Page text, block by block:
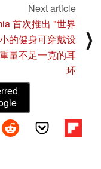
Next article
首次推出 "世界
小的健身可穿戴设
量不足一克的耳
环
⟩